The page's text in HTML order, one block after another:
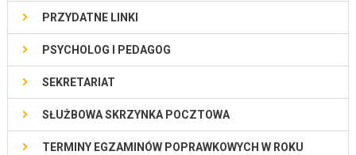
PRZYDATNE LINKI
PSYCHOLOG I PEDAGOG
SEKRETARIAT
SŁUŻBOWA SKRZYNKA POCZTOWA
TERMINY EGZAMINÓW POPRAWKOWYCH W ROKU